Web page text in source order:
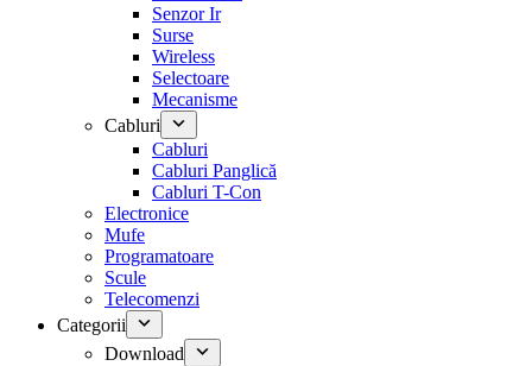
Senzor Ir
Surse
Wireless
Selectoare
Mecanisme
Cabluri
Cabluri
Cabluri Panglică
Cabluri T-Con
Electronice
Mufe
Programatoare
Scule
Telecomenzi
Categorii
Download